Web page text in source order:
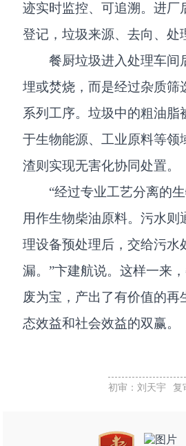
迹实时监控、可追溯。进厂
登记，垃圾来源、去向、处
餐厨垃圾进入处理车间
埋或焚烧，而是经过杂质筛
系列工序。垃圾中的粗油脂
于生物能源、工业原料等领
渣则实现无害化协同处置。
“经过专业工艺分离的
用作生物柴油原料。污水则
理设备预处理后，交给污水
漏。”卞建航说。这样一来
废为宝，产出了有价值的再
态效益和社会效益的双赢。
初审：刘天宇 复